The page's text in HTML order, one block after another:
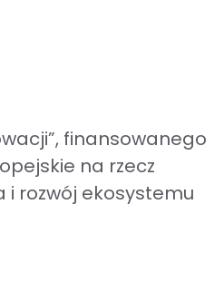
finansowanego
na rzecz
i rozwój ekosystemu